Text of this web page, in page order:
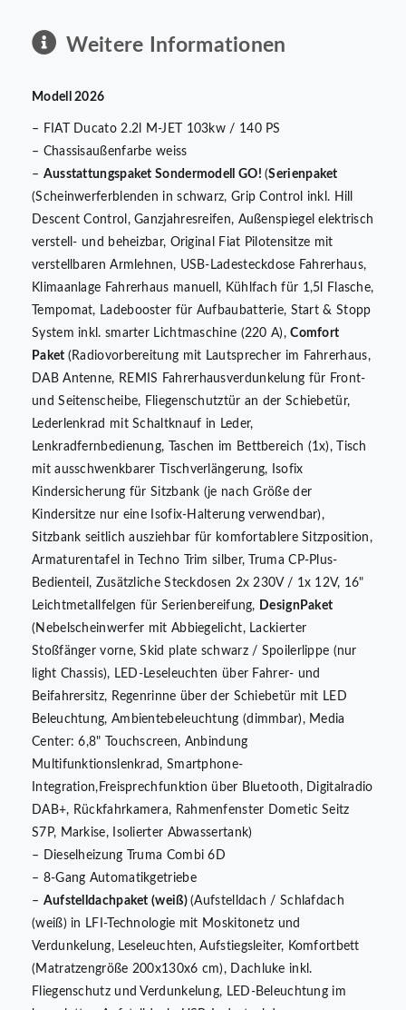
Weitere Informationen
Modell 2026
– FIAT Ducato 2.2l M-JET 103kw / 140 PS
– Chassisaußenfarbe weiss
– Ausstattungspaket Sondermodell GO!(Serienpaket
(Scheinwerferblenden in schwarz, Grip Control inkl. Hill
Descent Control, Ganzjahresreifen, Außenspiegel elektrisch
verstell- und beheizbar, Original Fiat Pilotensitze mit
verstellbaren Armlehnen, USB-Ladesteckdose Fahrerhaus,
Klimaanlage Fahrerhaus manuell, Kühlfach für 1,5l Flasche,
Tempomat, Ladebooster für Aufbaubatterie, Start & Stopp
System inkl. smarter Lichtmaschine (220 A),Comfort
Paket (Radiovorbereitung mit Lautsprecher im Fahrerhaus,
DAB Antenne, REMIS Fahrerhausverdunkelung für Front-
und Seitenscheibe, Fliegenschutztür an der Schiebetür,
Lederlenkrad mit Schaltknauf in Leder,
Lenkradfernbedienung, Taschen im Bettbereich (1x), Tisch
mit ausschwenkbarer Tischverlängerung, Isofix
Kindersicherung für Sitzbank (je nach Größe der
Kindersitze nur eine Isofix-Halterung verwendbar),
Sitzbank seitlich ausziehbar für komfortablere Sitzposition,
Armaturentafel in Techno Trim silber, Truma CP-Plus-
Bedienteil, Zusätzliche Steckdosen 2x 230V / 1x 12V, 16"
Leichtmetallfelgen für Serienbereifung, DesignPaket
(Nebelscheinwerfer mit Abbiegelicht, Lackierter
Stoßfänger vorne, Skid plate schwarz / Spoilerlippe (nur
light Chassis), LED-Leseleuchten über Fahrer- und
Beifahrersitz, Regenrinne über der Schiebetür mit LED
Beleuchtung, Ambientebeleuchtung (dimmbar), Media
Center: 6,8" Touchscreen, Anbindung
Multifunktionslenkrad, Smartphone-
Integration,Freisprechfunktion über Bluetooth, Digitalradio
DAB+, Rückfahrkamera, Rahmenfenster Dometic Seitz
S7P, Markise, Isolierter Abwassertank)
– Dieselheizung Truma Combi 6D
– 8-Gang Automatikgetriebe
– Aufstelldachpaket (weiß)(Aufstelldach / Schlafdach
(weiß) in LFI-Technologie mit Moskitonetz und
Verdunkelung, Leseleuchten, Aufstiegsleiter, Komfortbett
(Matratzengröße 200x130x6 cm), Dachluke inkl.
Fliegenschutz und Verdunkelung, LED-Beleuchtung im